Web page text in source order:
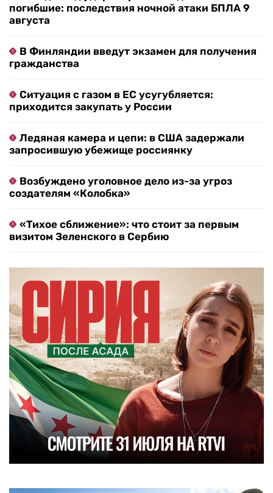
погибшие: последствия ночной атаки БПЛА 9
августа
В Финляндии введут экзамен для получения
гражданства
Ситуация с газом в ЕС усугубляется:
приходится закупать у России
Ледяная камера и цепи: в США задержали
запросившую убежище россиянку
Возбуждено уголовное дело из-за угроз
создателям «Колобка»
«Тихое сближение»: что стоит за первым
визитом Зеленского в Сербию